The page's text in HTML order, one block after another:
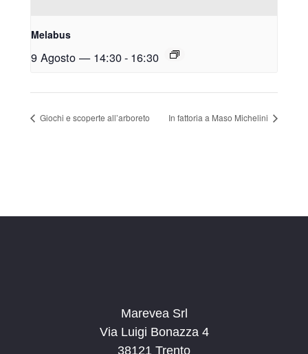
Melabus
9 Agosto — 14:30- 16:30
Giochi e scoperte all’arboreto In fattoria a Maso Michelini
Marevea Srl
Via Luigi Bonazza 4
38121 Trento